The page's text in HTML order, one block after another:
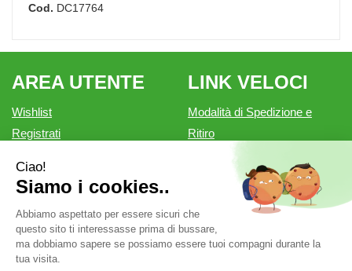
Cod. DC17764
AREA UTENTE
Wishlist
Registrati
Contatti
LINK VELOCI
Modalità di Spedizione e
Ritiro
Informativa privacy
Condizioni di vendita
Farmacia Outlet è un marchio di Farmacia Belforte Snc.
P.Iva: 02550810200 cod. fiscale: 02550810200 REA: MN-